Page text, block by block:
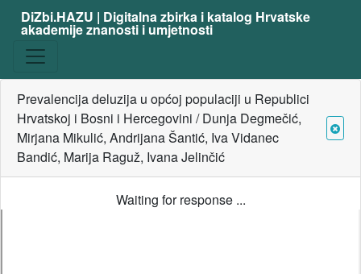
DiZbi.HAZU | Digitalna zbirka i katalog Hrvatske
akademije znanosti i umjetnosti
Prevalencija deluzija u općoj populaciji u Republici
Hrvatskoj i Bosni i Hercegovini / Dunja Degmečić,
Mirjana Mikulić, Andrijana Šantić, Iva Vidanec
Bandić, Marija Raguž, Ivana Jelinčić
Waiting for response ...